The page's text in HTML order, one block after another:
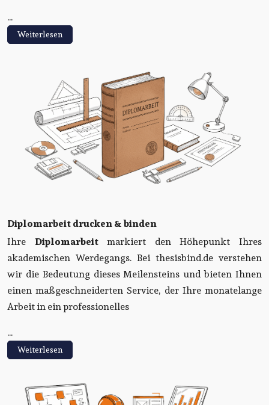
...
Weiterlesen
Diplomarbeit drucken & binden
Ihre Diplomarbeitmarkiert den Höhepunkt Ihres
akademischen Werdegangs. Bei thesisbind.de verstehen
wir die Bedeutung dieses Meilensteins und bieten Ihnen
einen maßgeschneiderten Service, der Ihre monatelange
Arbeit in ein professionelles
...
Weiterlesen